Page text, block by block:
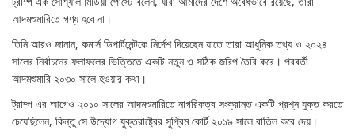
আদমশুমারিতে গণ্য হবে না।
তিনি আরও জানান, কমার্স ডিপার্টমেন্টকে নির্দেশ দিয়েছেন যাতে তারা আধুনিক তথ্য ও ২০২৪
সালের নির্বাচনের ফলাফলের ভিত্তিতে একটি নতুন ও সঠিক জরিপ তৈরি করে। পরবর্তী
আদমশুমারি ২০৩০ সালে হওয়ার কথা।
ট্রাম্প এর আগেও ২০১০ সালের আদমশুমারিতে নাগরিকত্ব সংক্রান্ত একটি প্রশ্ন যুক্ত করতে
চেয়েছিলেন, কিন্তু সে উদ্যোগ যুক্তরাষ্ট্রের সুপ্রিম কোর্ট ২০১৯ সালে বাতিল করে দেয়।